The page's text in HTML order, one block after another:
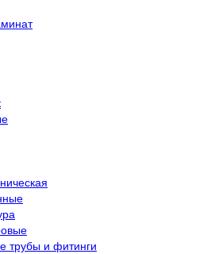
трубы и фитинги